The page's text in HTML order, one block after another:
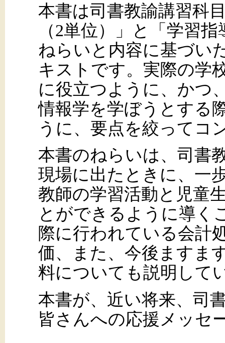
本書は司書教諭講習科
（2単位）」と「学習
ねらいと内容に基づい
キストです。実際の学
に役立つように、かつ
情報学を学ぼうとする
うに、要点を絞ってコ
本書のねらいは、司書
現場に出たときに、一
教師の学習活動と児童
とができるように導く
際に行われている会計
価、また、今後ますま
料についても説明して
本書が、近い将来、司
皆さんへの応援メッセ